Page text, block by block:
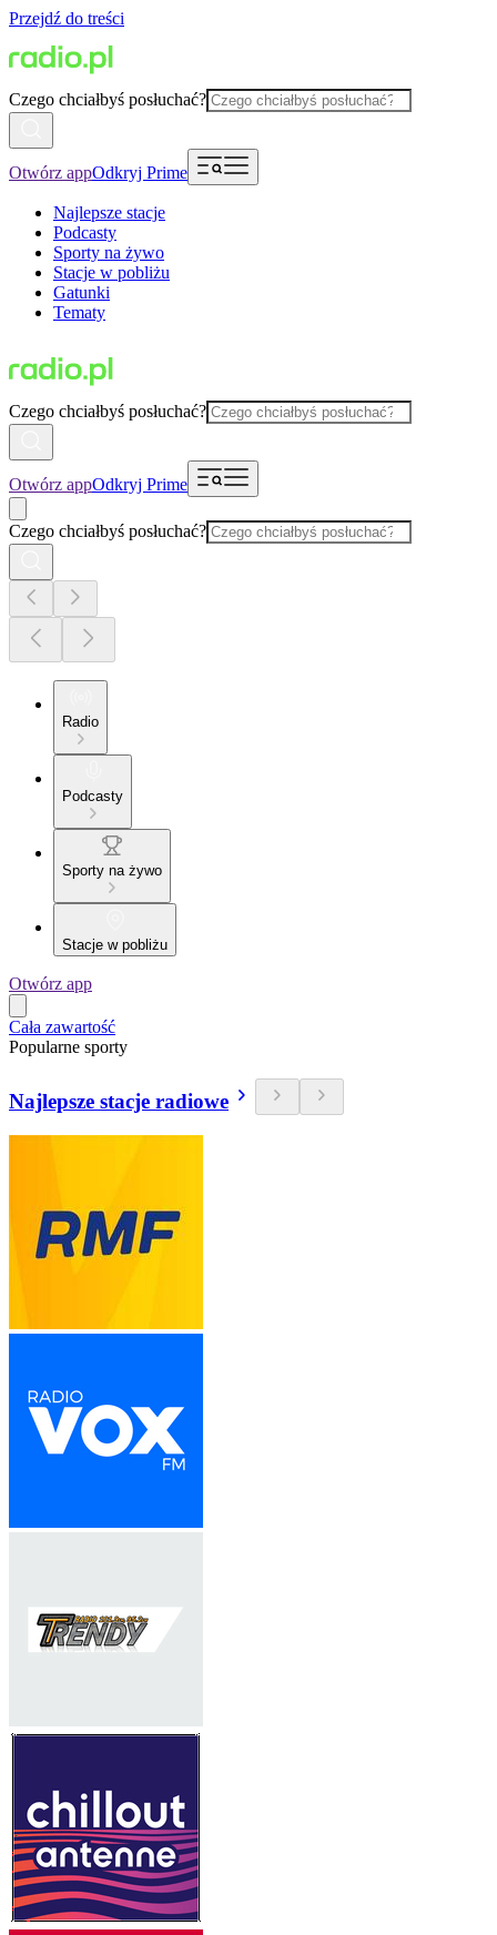
Przejdź do treści
Czego chciałbyś posłuchać?
Otwórz appOdkryj Prime
Najlepsze stacje
Podcasty
Sporty na żywo
Stacje w pobliżu
Gatunki
Tematy
Czego chciałbyś posłuchać?
Otwórz appOdkryj Prime
Czego chciałbyś posłuchać?
Radio
Podcasty
Sporty na żywo
Stacje w pobliżu
Otwórz app
Cała zawartość
Popularne sporty
Najlepsze stacje radiowe